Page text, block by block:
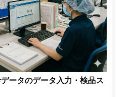
ータのデータ入力・検品ス